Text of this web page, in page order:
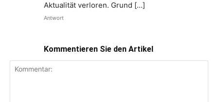
Aktualität verloren. Grund […]
Antwort
Kommentieren Sie den Artikel